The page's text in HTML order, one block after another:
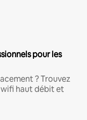
pour les
? Trouvez
wifi haut débit et